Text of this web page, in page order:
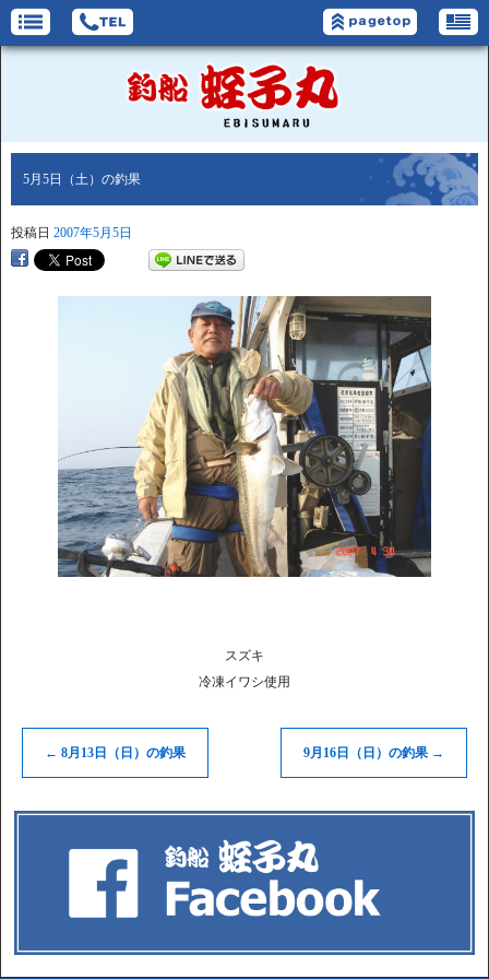
5月5日（土）の釣果
投稿日 2007年5月5日
スズキ
冷凍イワシ使用
← 8月13日（日）の釣果 9月16日（日）の釣果 →